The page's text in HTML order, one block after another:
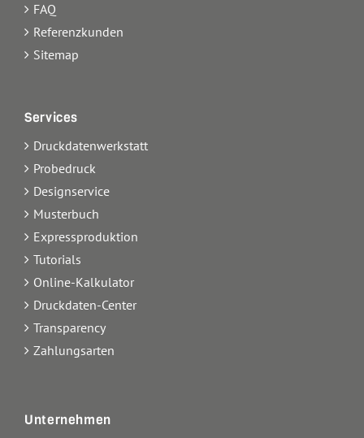
FAQ
Referenzkunden
Sitemap
Services
Druckdatenwerkstatt
Probedruck
Designservice
Musterbuch
Expressproduktion
Tutorials
Online-Kalkulator
Druckdaten-Center
Transparency
Zahlungsarten
Unternehmen